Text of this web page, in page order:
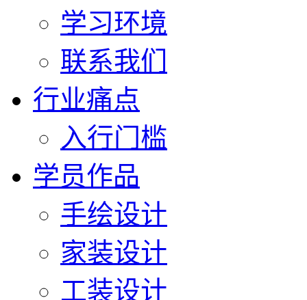
学习环境
联系我们
行业痛点
入行门槛
学员作品
手绘设计
家装设计
工装设计